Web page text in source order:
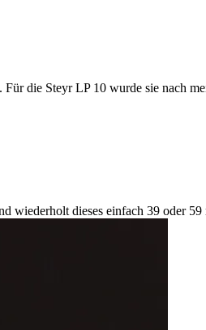
die Steyr LP 10 wurde sie nach
wiederholt dieses einfach 39 oder